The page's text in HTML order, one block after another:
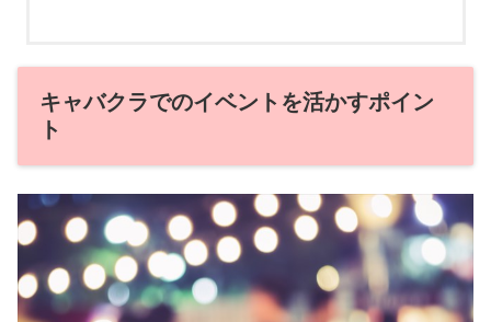
キャバクラでのイベントを活かすポイン
ト